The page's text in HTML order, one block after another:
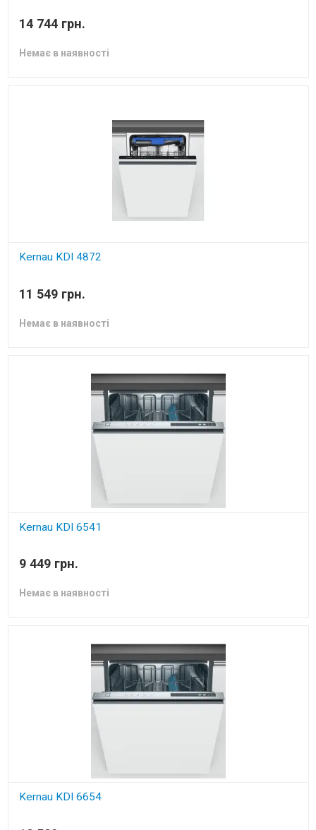
14 744 грн.
Немає в наявності
Kernau KDI 4872
11 549 грн.
Немає в наявності
Kernau KDI 6541
9 449 грн.
Немає в наявності
Kernau KDI 6654